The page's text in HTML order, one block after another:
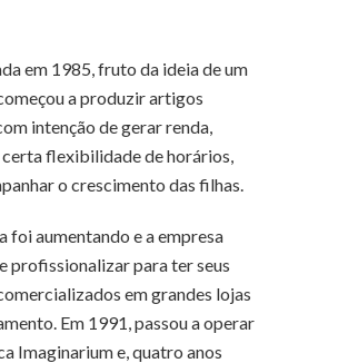
em 1985, fruto da ideia de um
a produzir artigos
intenção de gerar renda,
flexibilidade de horários,
o crescimento das filhas.
foi aumentando e a empresa
profissionalizar para ter seus
em grandes lojas
Em 1991, passou a operar
Imaginarium e, quatro anos